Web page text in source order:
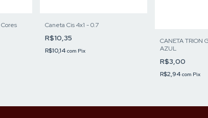
Caneta Cis 4x1 - 0.7
R$10,35
R$10,14 com Pix
CANETA TRION
AZUL
R$3,00
R$2,94 com Pix